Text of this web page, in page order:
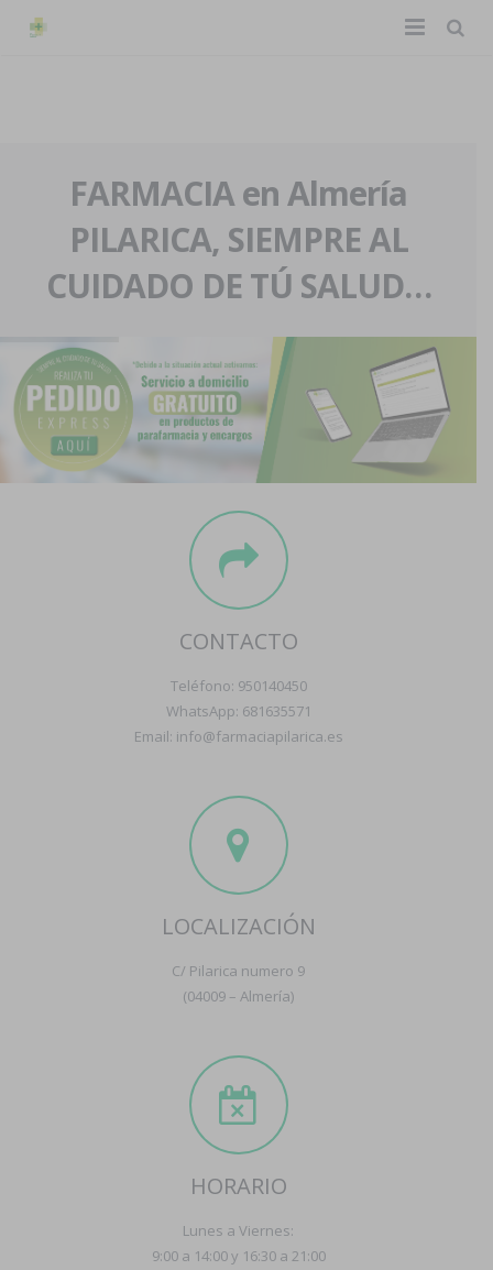
La farmacia
Nuestra historia
Nuestro equipo
Eventos
Servicios y reservas
Pedidos express
Blog
Contacto
Boletín
FARMACIA en Almería
PILARICA, SIEMPRE AL
CUIDADO DE TÚ SALUD…
CONTACTO
Teléfono: 950140450
WhatsApp: 681635571
Email: info@farmaciapilarica.es
LOCALIZACIÓN
C/ Pilarica numero 9
(04009 – Almería)
HORARIO
Lunes a Viernes:
9:00 a 14:00 y 16:30 a 21:00